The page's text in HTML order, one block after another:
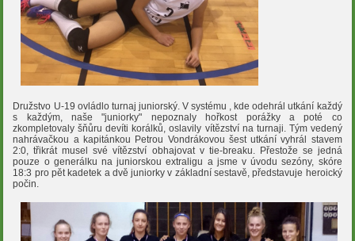
Družstvo U-19 ovládlo turnaj juniorský. V systému , kde odehrál utkání každý
s každým, naše "juniorky" nepoznaly hořkost porážky a poté co
zkompletovaly šňůru devíti korálků, oslavily vítězství na turnaji. Tým vedený
nahrávačkou a kapitánkou Petrou Vondrákovou šest utkání vyhrál stavem
2:0, třikrát musel své vítězství obhajovat v tie-breaku. Přestože se jedná
pouze o generálku na juniorskou extraligu a jsme v úvodu sezóny, skóre
18:3 pro pět kadetek a dvě juniorky v základní sestavě, představuje heroický
počin.